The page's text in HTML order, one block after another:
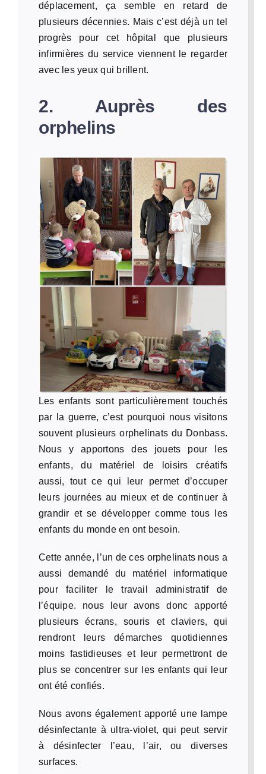
déplacement, ça semble en retard de
plusieurs décennies. Mais c’est déjà un tel
progrès pour cet hôpital que plusieurs
infirmières du service viennent le regarder
avec les yeux qui brillent.
2. Auprès des
orphelins
Les enfants sont particulièrement touchés
par la guerre, c’est pourquoi nous visitons
souvent plusieurs orphelinats du Donbass.
Nous y apportons des jouets pour les
enfants, du matériel de loisirs créatifs
aussi, tout ce qui leur permet d’occuper
leurs journées au mieux et de continuer à
grandir et se développer comme tous les
enfants du monde en ont besoin.
Cette année, l’un de ces orphelinats nous a
aussi demandé du matériel informatique
pour faciliter le travail administratif de
l’équipe. nous leur avons donc apporté
plusieurs écrans, souris et claviers, qui
rendront leurs démarches quotidiennes
moins fastidieuses et leur permettront de
plus se concentrer sur les enfants qui leur
ont été confiés.
Nous avons également apporté une lampe
désinfectante à ultra-violet, qui peut servir
à désinfecter l’eau, l’air, ou diverses
surfaces.